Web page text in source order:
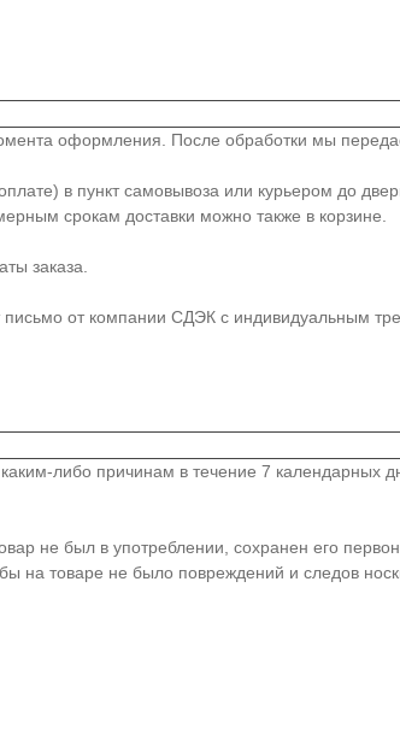
оформления. После обработки мы
в пункт самовывоза или курьером до
срокам доставки можно также в корзине.
заказа.
от компании СДЭК с индивидуальным
либо причинам в течение 7 календарных
не был в употреблении, сохранен его
на товаре не было повреждений и следов